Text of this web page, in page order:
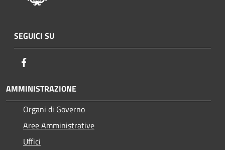
SEGUICI SU
AMMINISTRAZIONE
Organi di Governo
Aree Amministrative
Uffici